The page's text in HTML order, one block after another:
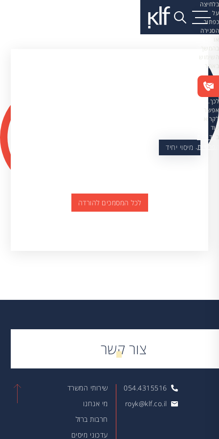
בלחיצה
על
כפתור
הסגירה
או
בהמשך
השימוש
באתר
–
את/ה
מסכים/ה
לכך.
אפשר
לקרוא
עוד
ב מדיניות
הפרטיות. מיסוי יחיד
לכל המסמכים להורדה
צור קשר
054.4315516
royk@klf.co.il
שירותי המשרד
מי אנחנו
חרבות ברזל
עדכוני מיסים